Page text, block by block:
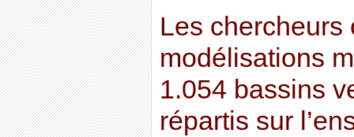
Les chercheurs
modélisations
1.054 bassins
répartis sur